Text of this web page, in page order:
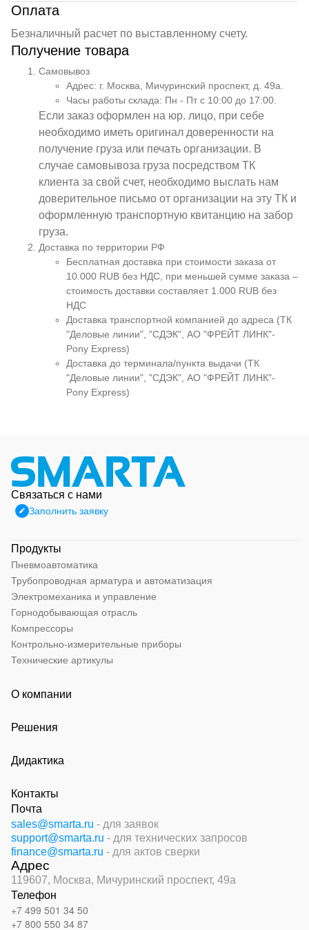
Оплата
Безналичный расчет по выставленному счету.
Получение товара
Самовывоз
Адрес: г. Москва, Мичуринский проспект, д. 49а.
Часы работы склада: Пн - Пт с 10:00 до 17:00.
Если заказ оформлен на юр. лицо, при себе
необходимо иметь оригинал доверенности на
получение груза или печать организации. В
случае самовывоза груза посредством ТК
клиента за свой счет, необходимо выслать нам
доверительное письмо от организации на эту ТК и
оформленную транспортную квитанцию на забор
груза.
Доставка по территории РФ
Бесплатная доставка при стоимости заказа от
10.000 RUB без НДС, при меньшей сумме заказа –
стоимость доставки составляет 1.000 RUB без
НДС
Доставка транспортной компанией до адреса (ТК
"Деловые линии", "СДЭК", АО "ФРЕЙТ ЛИНК"-
Pony Express)
Доставка до терминала/пункта выдачи (ТК
"Деловые линии", "СДЭК", АО "ФРЕЙТ ЛИНК"-
Pony Express)
Связаться с нами
Заполнить заявку
Продукты
Пневмоавтоматика
Трубопроводная арматура и автоматизация
Электромеханика и управление
Горнодобывающая отрасль
Компрессоры
Контрольно-измерительные приборы
Технические артикулы
О компании
Решения
Дидактика
Контакты
Почта
sales@smarta.ru - для заявок
support@smarta.ru - для технических запросов
finance@smarta.ru - для актов сверки
Адрес
119607, Москва, Мичуринский проспект, 49а
Телефон
+7 499 501 34 50
+7 800 550 34 87